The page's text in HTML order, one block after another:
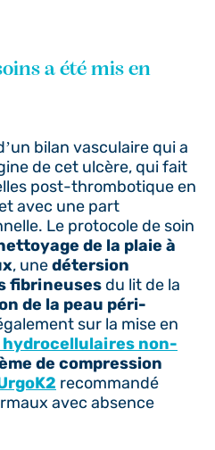
a été mis en
bilan vasculaire qui a
de cet ulcère, qui fait
post-thrombotique en
avec une part
Le protocole de soin
de la plaie à
, unedétersion
fibrineuses du lit de la
de la peau péri-
sur la mise en
hydrocellulaires non-
de compression
recommandé
avec absence